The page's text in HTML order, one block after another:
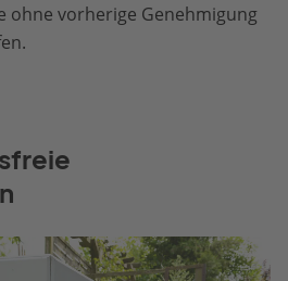
ohne vorherige Genehmigung